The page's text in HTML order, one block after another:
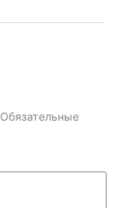
Обязательные